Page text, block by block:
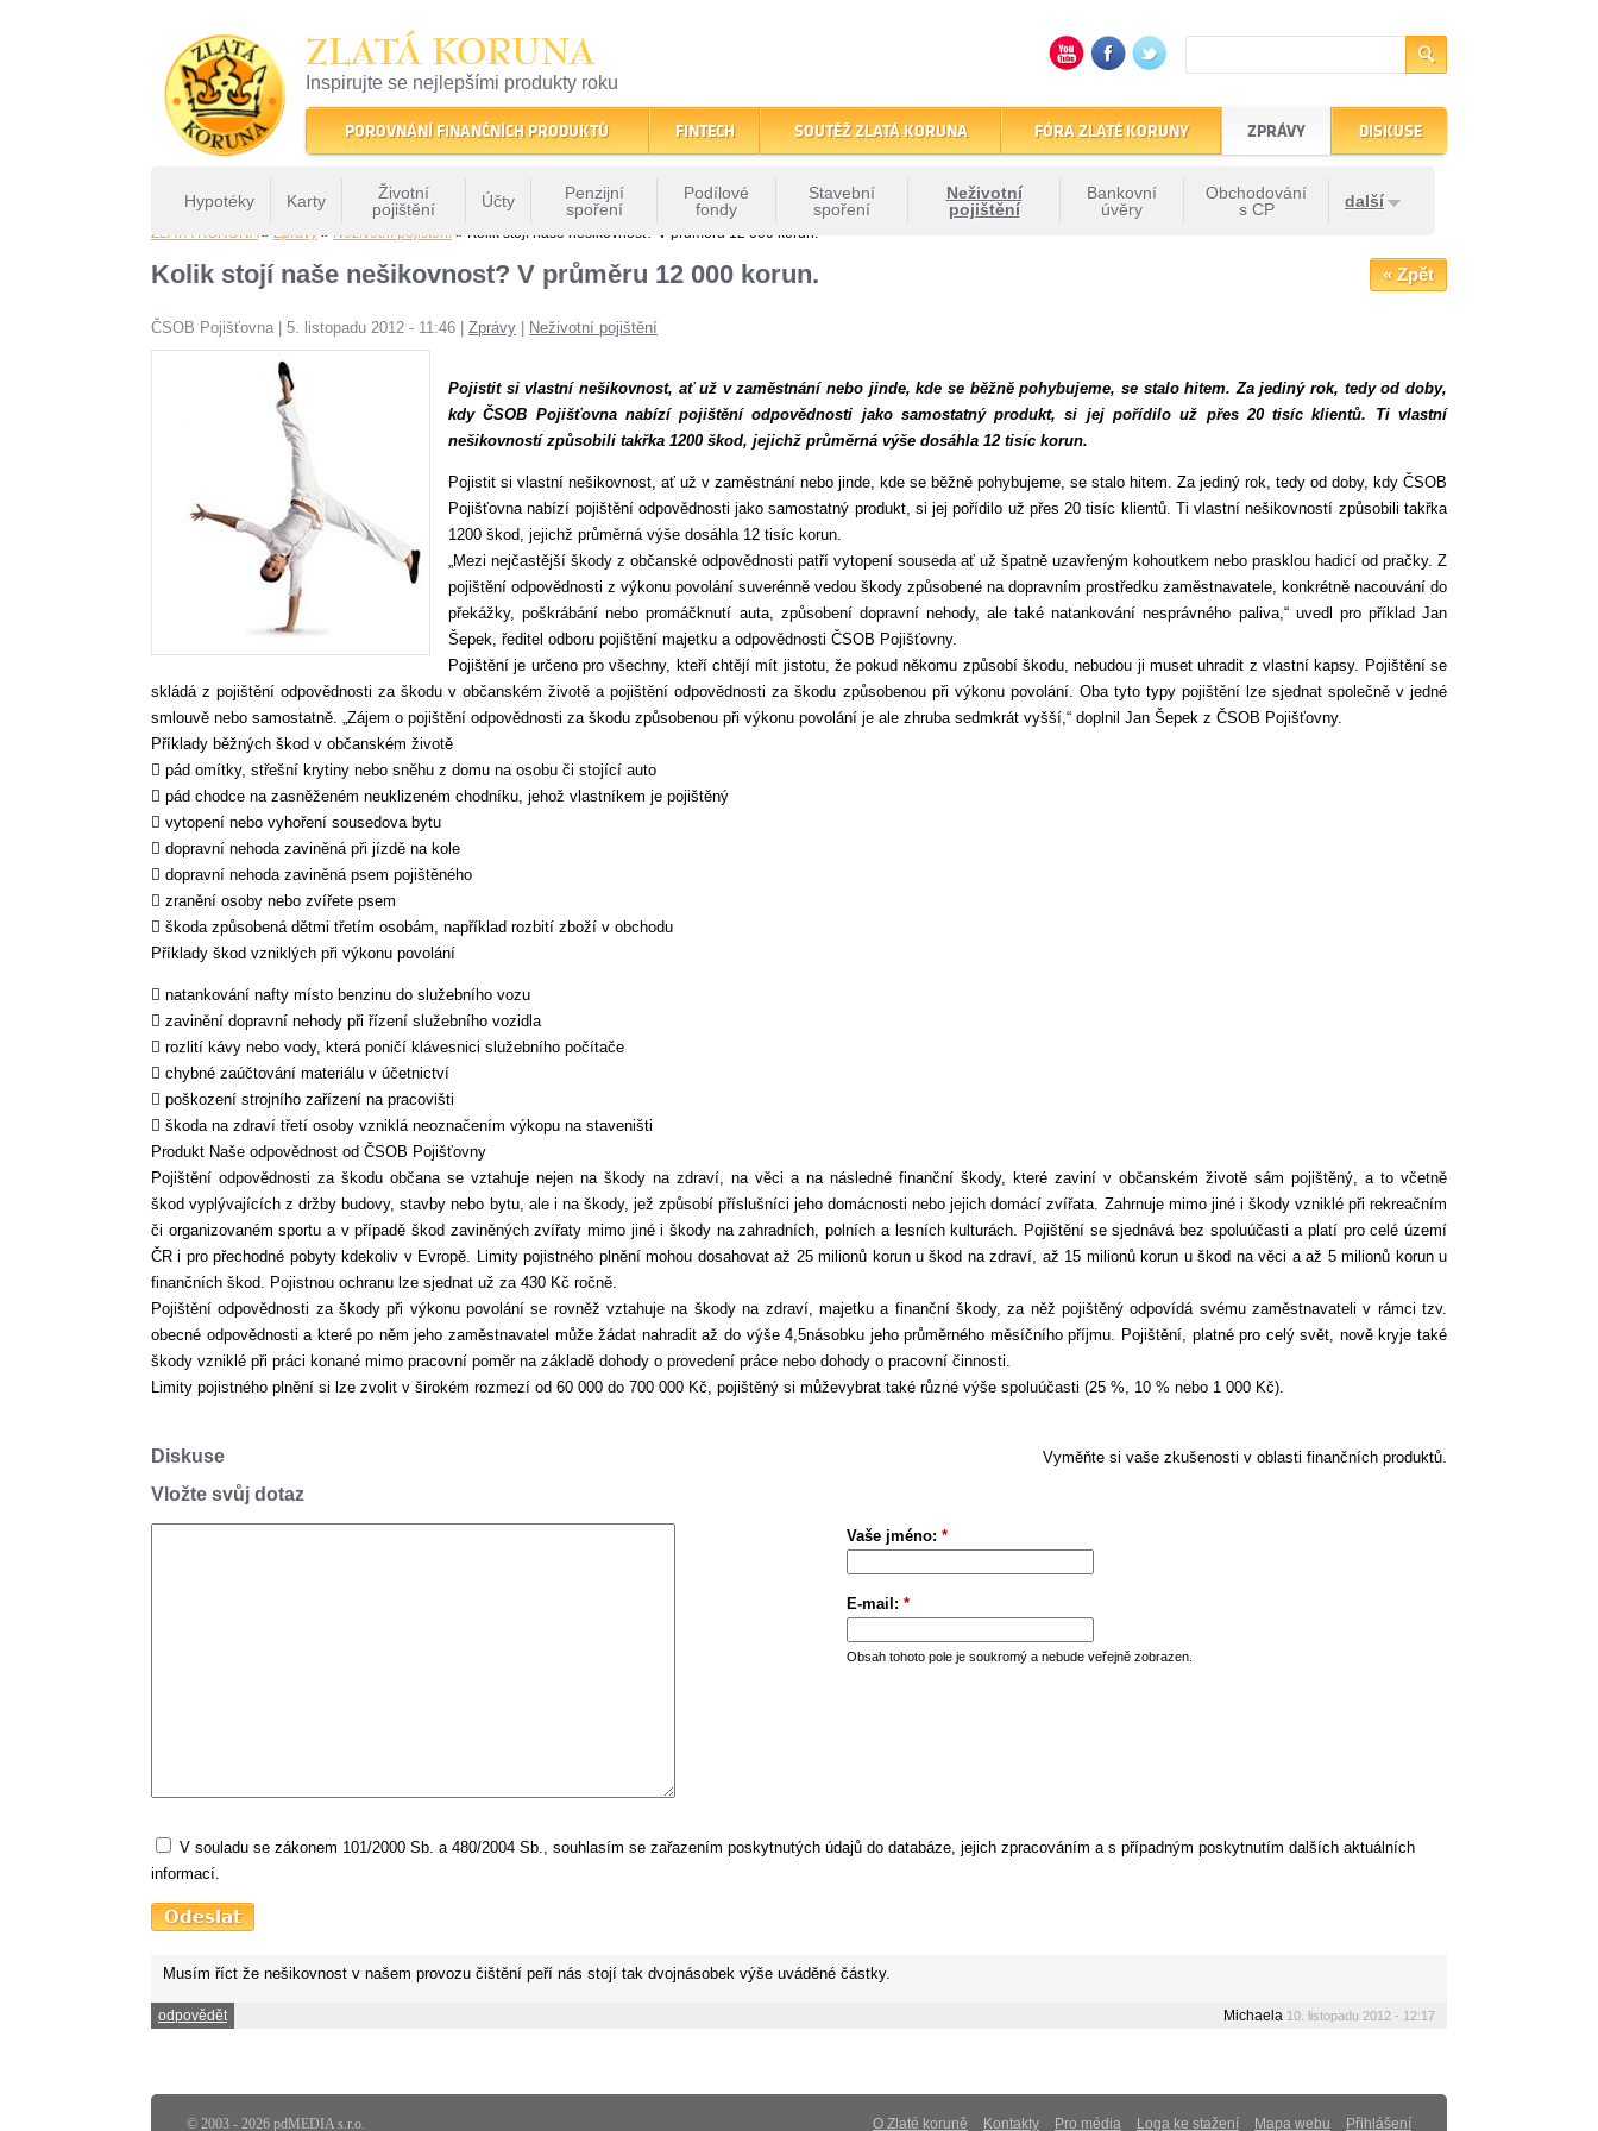
ZLATÁ KORUNA
Inspirujte se nejlepšími produkty roku
22 let tradice a kvality na finančním trhu
POROVNÁNÍ FINANČNÍCH PRODUKTŮ FINTECH SOUTĚŽ ZLATÁ KORUNA FÓRA ZLATÉ KORUNY ZPRÁVY
Hypotéky Karty
Životní
pojištění
Účty
Penzijní
spoření
Podílové
fondy
Stavební
spoření
Neživotní
pojištění
Bankovní
úvěry
Obchodování
s CP
další
DISKUSE
ZLATÁ KORUNA» Zprávy » Neživotní pojištění » Kolik stojí naše nešikovnost? V průměru 12 000 korun.
« Zpět
Kolik stojí naše nešikovnost? V průměru 12 000 korun.
ČSOB Pojišťovna 5. listopadu 2012 - 11:46 Zprávy Neživotní pojištění
Pojistit si vlastní nešikovnost, ať už v zaměstnání nebo jinde, kde se běžně pohybujeme, se stalo hitem. Za jediný rok, tedy od doby,
kdy ČSOB Pojišťovna nabízí pojištění odpovědnosti jako samostatný produkt, si jej pořídilo už přes 20 tisíc klientů. Ti vlastní
nešikovností způsobili takřka 1200 škod, jejichž průměrná výše dosáhla 12 tisíc korun.
Pojistit si vlastní nešikovnost, ať už v zaměstnání nebo jinde, kde se běžně pohybujeme, se stalo hitem. Za jediný rok, tedy od doby, kdy ČSOB
Pojišťovna nabízí pojištění odpovědnosti jako samostatný produkt, si jej pořídilo už přes 20 tisíc klientů. Ti vlastní nešikovností způsobili takřka
1200 škod, jejichž průměrná výše dosáhla 12 tisíc korun.
„Mezi nejčastější škody z občanské odpovědnosti patří vytopení souseda ať už špatně uzavřeným kohoutkem nebo prasklou hadicí od pračky. Z
pojištění odpovědnosti z výkonu povolání suverénně vedou škody způsobené na dopravním prostředku zaměstnavatele, konkrétně nacouvání do
překážky, poškrábání nebo promáčknutí auta, způsobení dopravní nehody, ale také natankování nesprávného paliva,“ uvedl pro příklad Jan
Šepek, ředitel odboru pojištění majetku a odpovědnosti ČSOB Pojišťovny.
Pojištění je určeno pro všechny, kteří chtějí mít jistotu, že pokud někomu způsobí škodu, nebudou ji muset uhradit z vlastní kapsy. Pojištění se
skládá z pojištění odpovědnosti za škodu v občanském životě a pojištění odpovědnosti za škodu způsobenou při výkonu povolání. Oba tyto typy pojištění lze sjednat společně v jedné
smlouvě nebo samostatně. „Zájem o pojištění odpovědnosti za škodu způsobenou při výkonu povolání je ale zhruba sedmkrát vyšší,“ doplnil Jan Šepek z ČSOB Pojišťovny.
Příklady běžných škod v občanském životě
 pád omítky, střešní krytiny nebo sněhu z domu na osobu či stojící auto
 pád chodce na zasněženém neuklizeném chodníku, jehož vlastníkem je pojištěný
 vytopení nebo vyhoření sousedova bytu
 dopravní nehoda zaviněná při jízdě na kole
 dopravní nehoda zaviněná psem pojištěného
 zranění osoby nebo zvířete psem
 škoda způsobená dětmi třetím osobám, například rozbití zboží v obchodu
Příklady škod vzniklých při výkonu povolání
 natankování nafty místo benzinu do služebního vozu
 zavinění dopravní nehody při řízení služebního vozidla
 rozlití kávy nebo vody, která poničí klávesnici služebního počítače
 chybné zaúčtování materiálu v účetnictví
 poškození strojního zařízení na pracovišti
 škoda na zdraví třetí osoby vzniklá neoznačením výkopu na staveništi
Produkt Naše odpovědnost od ČSOB Pojišťovny
Pojištění odpovědnosti za škodu občana se vztahuje nejen na škody na zdraví, na věci a na následné finanční škody, které zaviní v občanském životě sám pojištěný, a to včetně
škod vyplývajících z držby budovy, stavby nebo bytu, ale i na škody, jež způsobí příslušníci jeho domácnosti nebo jejich domácí zvířata. Zahrnuje mimo jiné i škody vzniklé při rekreačním
či organizovaném sportu a v případě škod zaviněných zvířaty mimo jiné i škody na zahradních, polních a lesních kulturách. Pojištění se sjednává bez spoluúčasti a platí pro celé území
ČR i pro přechodné pobyty kdekoliv v Evropě. Limity pojistného plnění mohou dosahovat až 25 milionů korun u škod na zdraví, až 15 milionů korun u škod na věci a až 5 milionů korun u
finančních škod. Pojistnou ochranu lze sjednat už za 430 Kč ročně.
Pojištění odpovědnosti za škody při výkonu povolání se rovněž vztahuje na škody na zdraví, majetku a finanční škody, za něž pojištěný odpovídá svému zaměstnavateli v rámci tzv.
obecné odpovědnosti a které po něm jeho zaměstnavatel může žádat nahradit až do výše 4,5násobku jeho průměrného měsíčního příjmu. Pojištění, platné pro celý svět, nově kryje také
škody vzniklé při práci konané mimo pracovní poměr na základě dohody o provedení práce nebo dohody o pracovní činnosti.
Limity pojistného plnění si lze zvolit v širokém rozmezí od 60 000 do 700 000 Kč, pojištěný si můževybrat také různé výše spoluúčasti (25 %, 10 % nebo 1 000 Kč).
Vyměňte si vaše zkušenosti v oblasti finančních produktů.
Diskuse
Vložte svůj dotaz
Vaše jméno: *
E-mail: *
Obsah tohoto pole je soukromý a nebude veřejně zobrazen.
V souladu se zákonem 101/2000 Sb. a 480/2004 Sb., souhlasím se zařazením poskytnutých údajů do databáze, jejich zpracováním a s případným poskytnutím dalších aktuálních
informací.
Musím říct že nešikovnost v našem provozu čištění peří nás stojí tak dvojnásobek výše uváděné částky.
odpovědět Michaela 10. listopadu 2012 - 12:17
© 2003 - 2026 pdMEDIA s.r.o. O Zlaté koruně Kontakty Pro média Loga ke stažení Mapa webu Přihlášení